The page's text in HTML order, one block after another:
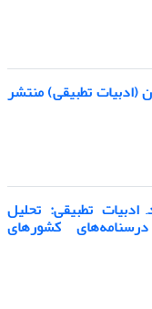
نامه فرهنگستان (ادبیات تطبیقی) منتشر
ادبیات تطبیقی: تحلیل
کشورهای